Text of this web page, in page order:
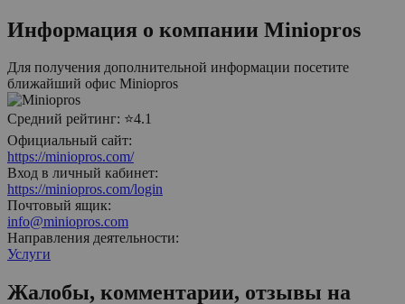
Информация о компании Miniopros
Для получения дополнительной информации посетите
ближайший офис Miniopros
Средний рейтинг: ⭐4.1
Официальный сайт:
https://miniopros.com/
Вход в личный кабинет:
https://miniopros.com/login
Почтовый ящик:
info@miniopros.com
Направления деятельности:
Услуги
Жалобы, комментарии, отзывы на